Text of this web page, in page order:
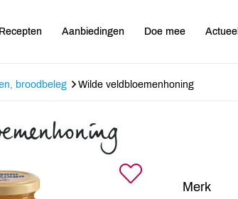
Recepten Aanbiedingen Doe mee Actueel
broodbeleg Wilde veldbloemenhoning
Merk